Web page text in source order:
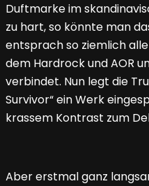
Duftmarke im
zu hart, so könnte man
entsprach so ziemlich
dem Hardrock und AOR
verbindet. Nun legt die
Survivor“ ein Werk
krassem Kontrast zum
Aber erstmal ganz